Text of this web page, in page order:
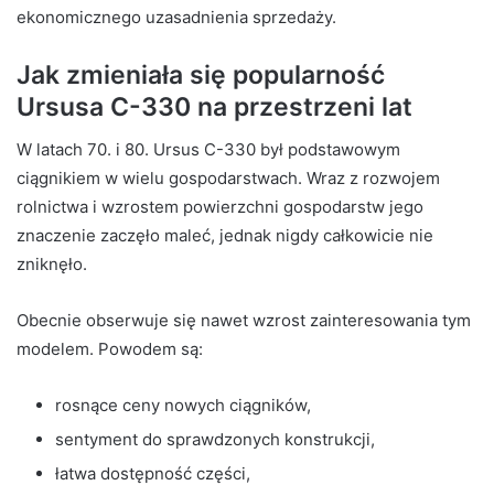
ekonomicznego uzasadnienia sprzedaży.
Jak zmieniała się popularność
Ursusa C-330 na przestrzeni lat
W latach 70. i 80. Ursus C-330 był podstawowym
ciągnikiem w wielu gospodarstwach. Wraz z rozwojem
rolnictwa i wzrostem powierzchni gospodarstw jego
znaczenie zaczęło maleć, jednak nigdy całkowicie nie
zniknęło.
Obecnie obserwuje się nawet wzrost zainteresowania tym
modelem. Powodem są:
rosnące ceny nowych ciągników,
sentyment do sprawdzonych konstrukcji,
łatwa dostępność części,